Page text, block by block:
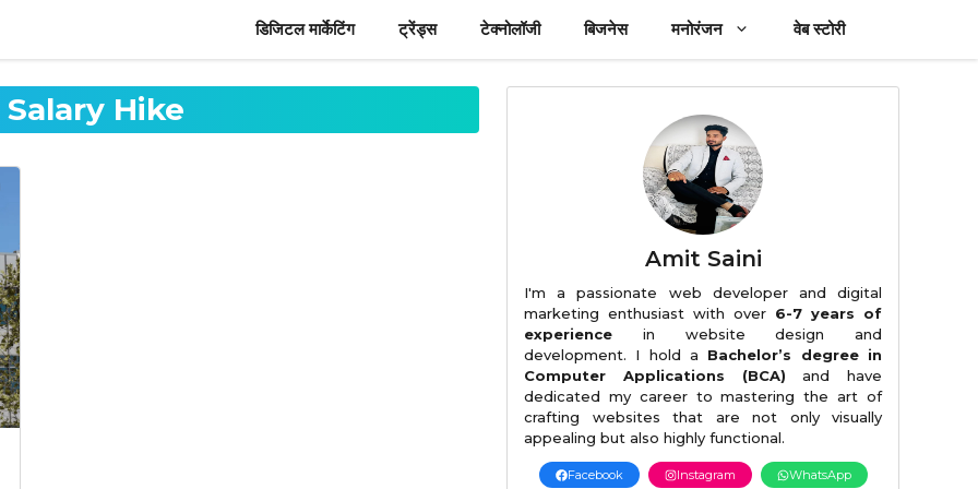
डिजिटल मार्केटिंग ट्रेंड्स टेक्नोलॉजी बिजनेस मनोरंजन वेब स्टोरी
Hike
Amit Saini
I'm a passionate web developer and digital
marketing enthusiast with over 6-7 years of
experience in website design and
development. I hold a Bachelor’s degree in
Computer Applications (BCA) and have
dedicated my career to mastering the art of
crafting websites that are not only visually
appealing but also highly functional.
Facebook Instagram WhatsApp